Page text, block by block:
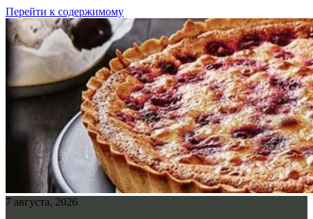
Перейти к содержимому
7 августа, 2026